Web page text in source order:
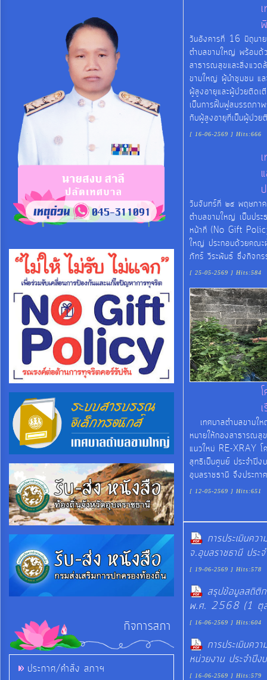
ให้
บริการ
แผนการ
จ่าย
งบ
ประมาณ
ประจำ
ปี
การ
บริหาร
และ
พัฒนา
ทรัพยากร
บุคคล
การ
จัด
ซื้อ
จัด
จ้าง
การ
เงิน
การ
คลัง
ป้องกัน
การ
ทุจริต
กิจการสภา
ประกาศ/คำสั่ง สภาฯ
วันอังคารที่ 16 มิถุนา
ตำบลขามใหญ่ พร้อมด้
สาธารณสุขและสิ่งแวด
ขามใหญ่ ผู้นำชุมชน แล
ผู้สูงอายุและผู้ป่วยติดเ
เป็นการฟื้นฟูสมรรถภ
กับผู้สูงอายุที่เป็นผู้ป่วย
[ 16-06-2569 ] Hits:666
วันจันทร์ที่ ๒๕ พฤษภา
ตำบลขามใหญ่ เป็นปร
หน้าที่ (No Gift
ใหญ่ ประกอบด้วยคณะ
ภัทร์ วีระพันธ์ ซึ่งกิจกร
[ 25-05-2569 ] Hits:584
เทศบาลตำบลขามใ
หมายให้กองสาธารณสุ
แนวใหม่ RE-XRAY โ
สุทธิเป็นศูนย์ ประจำปี
อุบลราชธานี จึงประกา
[ 12-05-2569 ] Hits:651
การประเมินคว
จ.อุบลราชธานี ปร
[ 19-06-2569 ] Hits:578
สรุปข้อมูลสถิติ
พ.ศ. 2568 (1 ตุ
[ 16-06-2569 ] Hits:604
การประเมินคว
หน่วยงาน ประจำ
[ 16-06-2569 ] Hits:579